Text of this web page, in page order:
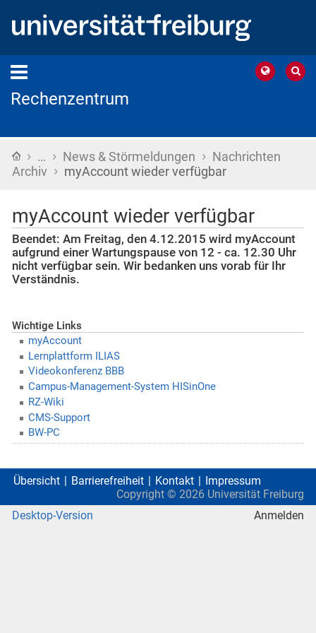
Rechenzentrum
Startseite
› … › News & Störmeldungen › Nachrichten
Archiv › myAccount wieder verfügbar
myAccount wieder verfügbar
Beendet: Am Freitag, den 4.12.2015 wird myAccount
aufgrund einer Wartungspause von 12 - ca. 12.30 Uhr
nicht verfügbar sein. Wir bedanken uns vorab für Ihr
Verständnis.
Wichtige Links
myAccount
Lernplattform ILIAS
Videokonferenz BBB
Campus-Management-System HISinOne
RZ-Wiki
CMS-Support
BW-PC
Übersicht Barrierefreiheit Kontakt
Impressum
Copyright © 2026 Universität Freiburg
Desktop-Version
Anmelden